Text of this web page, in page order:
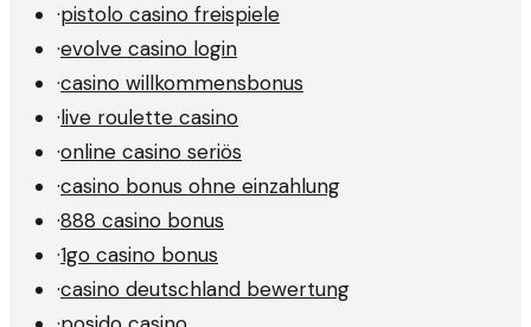
·pistolo casino freispiele
·evolve casino login
·casino willkommensbonus
·live roulette casino
·online casino seriös
·casino bonus ohne einzahlung
·888 casino bonus
·1go casino bonus
·casino deutschland bewertung